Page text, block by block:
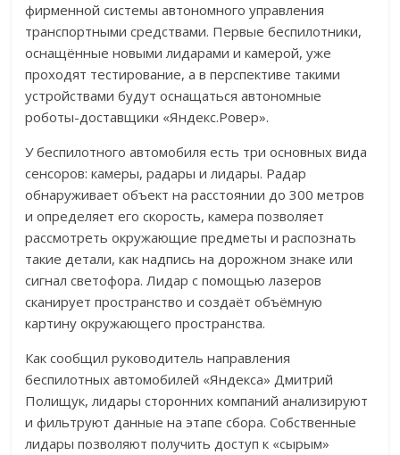
фирменной системы автономного управления
транспортными средствами. Первые беспилотники,
оснащённые новыми лидарами и камерой, уже
проходят тестирование, а в перспективе такими
устройствами будут оснащаться автономные
роботы-доставщики «Яндекс.Ровер».
У беспилотного автомобиля есть три основных вида
сенсоров: камеры, радары и лидары. Радар
обнаруживает объект на расстоянии до 300 метров
и определяет его скорость, камера позволяет
рассмотреть окружающие предметы и распознать
такие детали, как надпись на дорожном знаке или
сигнал светофора. Лидар с помощью лазеров
сканирует пространство и создаёт объёмную
картину окружающего пространства.
Как сообщил руководитель направления
беспилотных автомобилей «Яндекса» Дмитрий
Полищук, лидары сторонних компаний анализируют
и фильтруют данные на этапе сбора. Собственные
лидары позволяют получить доступ к «сырым»